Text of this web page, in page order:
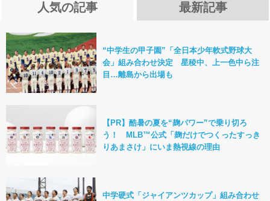
人気の記事 最新記事
“中学生の甲子園”「全日本少年軟式野球大
会」組み合わせ決定 星稜中、上一色中ら注
目…離島から出場も
【PR】酷暑の夏を“麹パワー”で乗り切ろ
う！ MLB™公式「麹だけでつくったすっき
りあまさけ」にいま熱視線の理由
中学硬式「ジャイアンツカップ」組み合わせ